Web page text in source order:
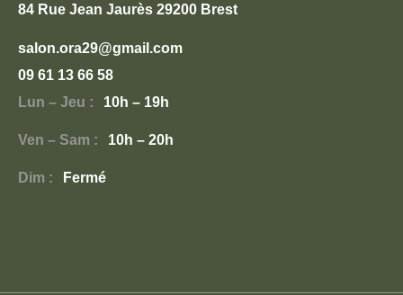
84 Rue Jean Jaurès 29200 Brest
salon.ora29@gmail.com
09 61 13 66 58
Lun – Jeu :
10h – 19h
Ven – Sam : 10h – 20h
Dim : Fermé